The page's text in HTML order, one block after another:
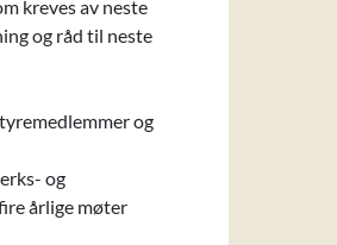
kreves av neste
og råd til neste
og
og
årlige møter